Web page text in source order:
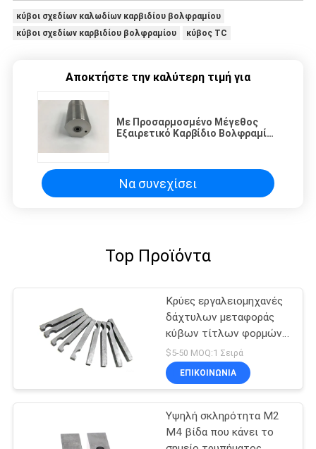
κύβοι σχεδίων καλωδίων καρβιδίου βολφραμίου
κύβοι σχεδίων καρβιδίου βολφραμίου
κύβος TC
Αποκτήστε την καλύτερη τιμή για
Με Προσαρμοσμένο Μέγεθος
Εξαιρετικό Καρβίδιο Βολφραμίου
Να συνεχίσει
Top Προϊόντα
Κρύες εργαλειομηχανές
δάχτυλων μεταφοράς
κύβων τίτλων φορμών
σφιγκτηρών
$5-50 MOQ:1 Σειρά
ΕΠΙΚΟΙΝΩΝΙΑ
Υψηλή σκληρότητα M2
M4 βίδα που κάνει το